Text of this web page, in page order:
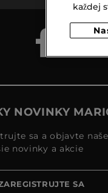
NOVINKY
sa a objavte naše
novinky a akcie
SA
každej